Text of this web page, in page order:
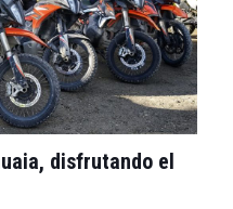
disfrutando el